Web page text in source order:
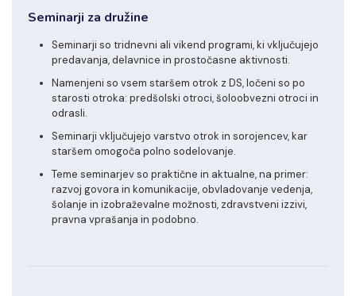
Seminarji za družine
Seminarji so tridnevni ali vikend programi, ki vključujejo
predavanja, delavnice in prostočasne aktivnosti.
Namenjeni so vsem staršem otrok z DS, ločeni so po
starosti otroka: predšolski otroci, šoloobvezni otroci in
odrasli.
Seminarji vključujejo varstvo otrok in sorojencev, kar
staršem omogoča polno sodelovanje.
Teme seminarjev so praktične in aktualne, na primer:
razvoj govora in komunikacije, obvladovanje vedenja,
šolanje in izobraževalne možnosti, zdravstveni izzivi,
pravna vprašanja in podobno.